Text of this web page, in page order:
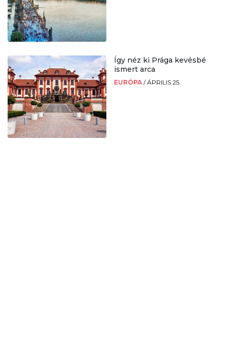
Így néz ki Prága kevésbé
ismert arca
EURÓPA /ÁPRILIS 25.